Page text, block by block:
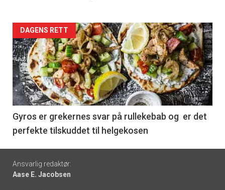
Forsiden
akkurat
nå
-
6
DAGENS RETT
Gyros er grekernes svar på rullekebab og er det
perfekte tilskuddet til helgekosen
Footer
-
Ansvarlig redaktør:
Aase E. Jacobsen